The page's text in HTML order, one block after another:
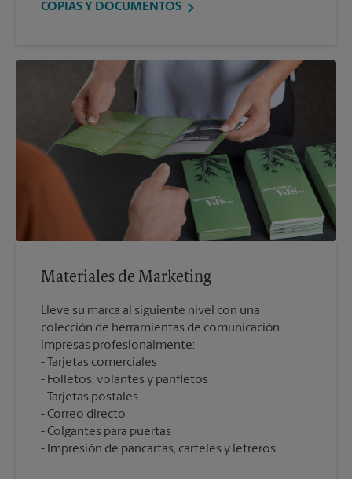
COPIAS Y DOCUMENTOS
Materiales de Marketing
Lleve su marca al siguiente nivel con una
colección de herramientas de comunicación
impresas profesionalmente:
Tarjetas comerciales
Folletos, volantes y panfletos
Tarjetas postales
Correo directo
Colgantes para puertas
Impresión de pancartas, carteles y letreros